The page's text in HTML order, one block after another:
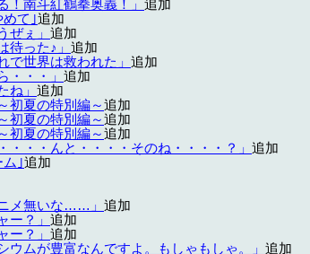
！南斗紅鶴拳奥義！」 追加
て｣追加
ぜぇ」 追加
待った♪」 追加
で世界は救われた」 追加
・・・」 追加
」 追加
初夏の特別編～追加
初夏の特別編～追加
初夏の特別編～追加
・・・んと・・・・そのね・・・・？」 追加
｣追加
メ無いな……」 追加
ー？」 追加
ー？」 追加
ウムが豊富なんですよ。もしゃもしゃ。」 追加